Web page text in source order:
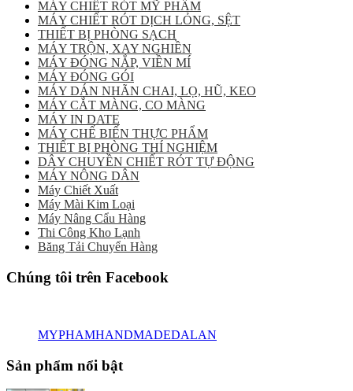
MÁY CHIẾT RÓT MỸ PHẨM
MÁY CHIẾT RÓT DỊCH LỎNG, SỆT
THIẾT BỊ PHÒNG SẠCH
MÁY TRỘN, XAY NGHIỀN
MÁY ĐÓNG NẮP, VIỀN MÍ
MÁY ĐÓNG GÓI
MÁY DÁN NHÃN CHAI, LỌ, HŨ, KEO
MÁY CẮT MÀNG, CO MÀNG
MÁY IN DATE
MÁY CHẾ BIẾN THỰC PHẨM
THIẾT BỊ PHÒNG THÍ NGHIỆM
DÂY CHUYỀN CHIẾT RÓT TỰ ĐỘNG
MÁY NÔNG DÂN
Máy Chiết Xuất
Máy Mài Kim Loại
Máy Nâng Cẩu Hàng
Thi Công Kho Lạnh
Băng Tải Chuyển Hàng
Chúng tôi trên Facebook
MYPHAMHANDMADEDALAN
Sản phẩm nổi bật